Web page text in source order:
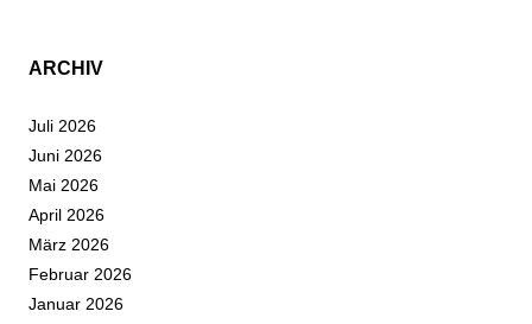
ARCHIV
Juli 2026
Juni 2026
Mai 2026
April 2026
März 2026
Februar 2026
Januar 2026